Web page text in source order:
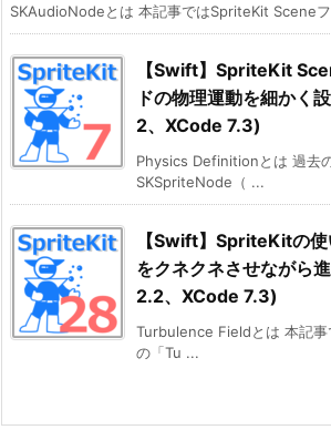
SKAudioNodeとは 本記事ではSpriteKit Scene
【Swift】SpriteKit
ドの物理運動を細かく
2、XCode 7.3)
Physics Definitionとは 過去
SKSpriteNode（ ...
【Swift】SpriteKitの
をクネクネさせながら
2.2、XCode 7.3)
Turbulence Fieldとは 本記
の「Tu ...